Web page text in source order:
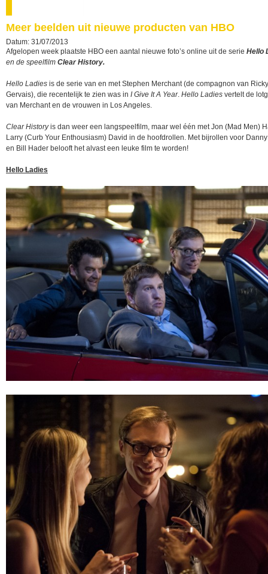
Meer beelden uit nieuwe producten van HBO
Datum: 31/07/2013
Afgelopen week plaatste HBO een aantal nieuwe foto’s online uit de serie Hello
en de speelfilm Clear History.
Hello Ladies is de serie van en met Stephen Merchant (de compagnon van Ricky
Gervais), die recentelijk te zien was in I Give It A Year. Hello Ladies vertelt de
van Merchant en de vrouwen in Los Angeles.
Clear Historyis dan weer een langspeelfilm, maar wel één met Jon (Mad Men)
Larry (Curb Your Enthousiasm) David in de hoofdrollen. Met bijrollen voor
en Bill Hader belooft het alvast een leuke film te worden!
Hello Ladies